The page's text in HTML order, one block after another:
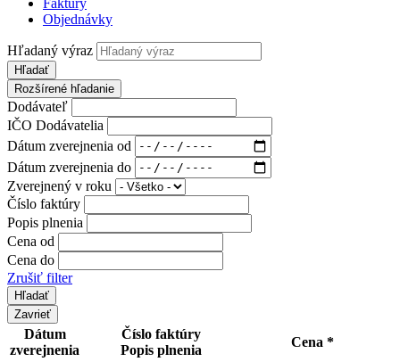
Objednávky
Hľadaný výraz
Hľadať
Rozšírené hľadanie
Dodávateľ
IČO Dodávatelia
Dátum zverejnenia od
Dátum zverejnenia do
Zverejnený v roku
Číslo faktúry
Popis plnenia
Cena od
Cena do
Zrušiť filter
Zavrieť
Dátum
zverejnenia
Číslo faktúry
Popis plnenia
Cena *